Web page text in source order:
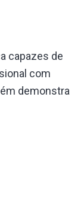
capazes de
com
demonstra